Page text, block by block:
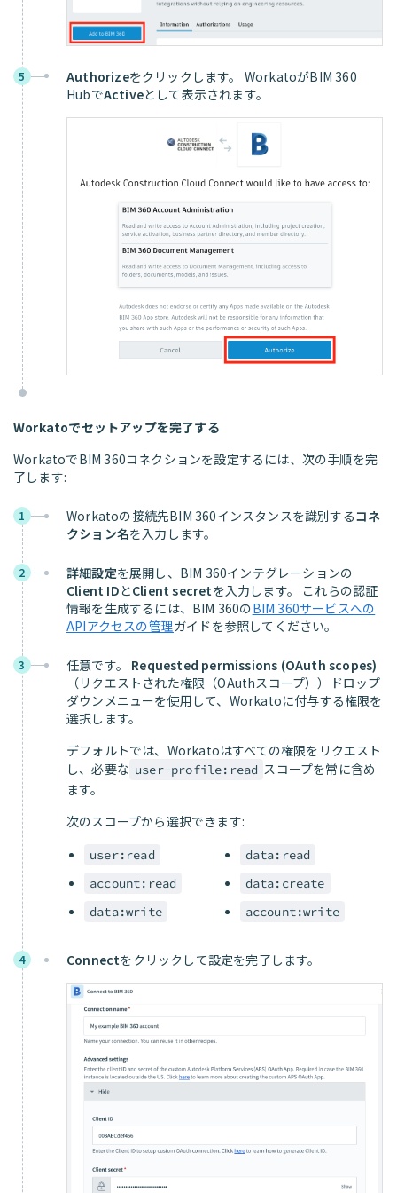
5 Authorizeをクリックします。 WorkatoがBIM 360
HubでActiveとして表示されます。
Workatoでセットアップを完了する
WorkatoでBIM 360コネクションを設定するには、次の手順を完
了します:
1 Workatoの接続先BIM 360インスタンスを識別するコネ
クション名を入力します。
2 詳細設定を展開し、BIM 360インテグレーションの
Client IDとClient secretを入力します。 これらの認証
情報を生成するには、BIM 360のBIM 360サービスへの
APIアクセスの管理ガイドを参照してください。
3 任意です。 Requested permissions (OAuth scopes)
（リクエストされた権限（OAuthスコープ））ドロップ
ダウンメニューを使用して、Workatoに付与する権限を
選択します。
デフォルトでは、Workatoはすべての権限をリクエスト
し、必要な user-profile:read スコープを常に含め
ます。
次のスコープから選択できます:
user:read
account:read
data:write
data:read
data:create
account:write
4 Connectをクリックして設定を完了します。